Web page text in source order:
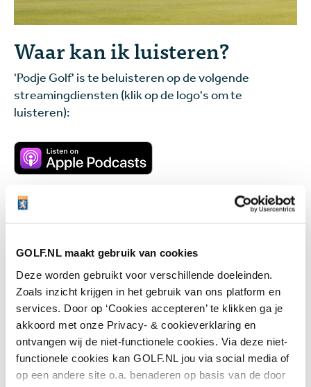
GOLF.NL maakt gebruik van cookies
Deze worden gebruikt voor verschillende doeleinden.
Zoals inzicht krijgen in het gebruik van ons platform en
services. Door op ‘Cookies accepteren’ te klikken ga je
akkoord met onze Privacy- & cookieverklaring en
ontvangen wij de niet-functionele cookies. Via deze niet-
functionele cookies kan GOLF.NL jou via social media of
op een andere site o.a. benaderen op basis van de door
Waar kan ik luisteren?
'Podje Golf' is te beluisteren op de volgende
streamingdiensten (klik op de logo's om te
luisteren):